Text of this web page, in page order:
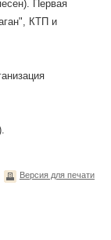
Первая
КТП и
Версия для печати